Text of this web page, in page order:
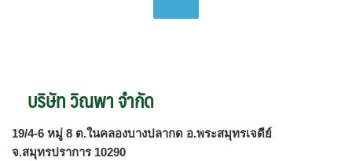
บริษัท วิณพา จำกัด
19/4-6 หมู่ 8 ต.ในคลองบางปลากด อ.พระสมุทรเจดีย์
จ.สมุทรปราการ 10290